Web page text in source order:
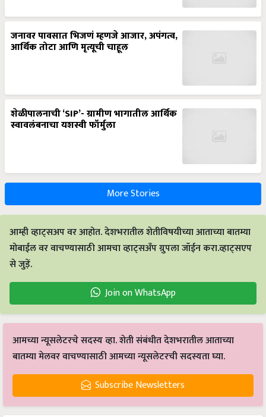
जनावर पावसात भिजणं म्हणजे आजार, अपंगत्व,
आर्थिक तोटा आणि मृत्यूची चाहूल
शेळीपालनाची ‘SIP’- ग्रामीण भागातील आर्थिक
स्वावलंबनाचा यशस्वी फॉर्मुला
More Stories
आम्ही व्हाट्सअप वर आहोत. देशभरातील शेतीविषयीच्या आताच्या बातम्या
मोबाईल वर वाचण्यासाठी आमचा व्हाट्सअँप ग्रुपला जॉईन करा.व्हाट्सएप
से जुड़ें.
Join on WhatsApp
आमच्या न्यूसलेटरचे सदस्य व्हा. शेती संबंधीत देशभरातील आताच्या
बातम्या मेलवर वाचण्यासाठी आमच्या न्यूसलेटरची सदस्यता घ्या.
Subscribe Newsletters